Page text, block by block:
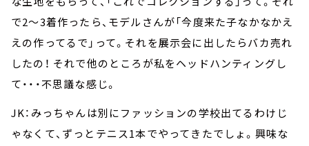
で2～3着作ったら、モデルさんが「今度来た子なかなかえ
えの作ってるで」って。それを展示会に出したらバカ売れ
したの！ それで他のところが私をヘッドハンティングし
て・・・不思議な感じ。
JK：みっちゃんは別にファッションの学校出てるわけじ
ゃなくて、ずっとテニス1本でやってきたでしょ。興味な